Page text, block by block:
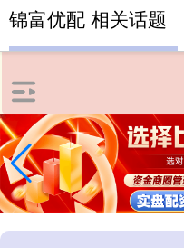
锦富优配 相关话题